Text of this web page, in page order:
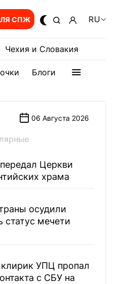
СПЖ RU
Чехия и Словакия
Блоги
06 Августа 2026
Церкви
храма
осудили
статус мечети
УПЦ пропал
с СБУ на